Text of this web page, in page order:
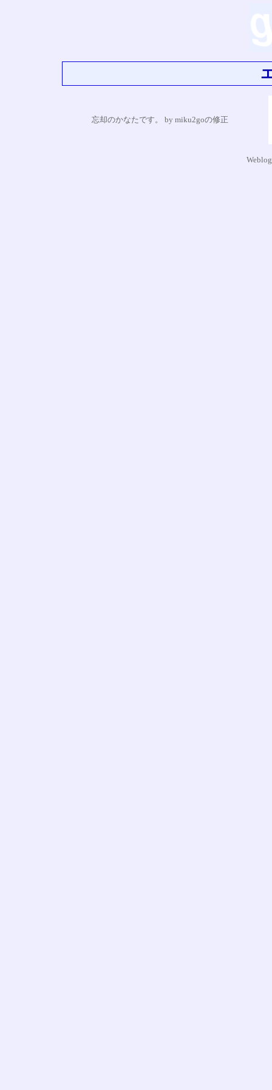
忘却のかなたです。 by miku2goの修正